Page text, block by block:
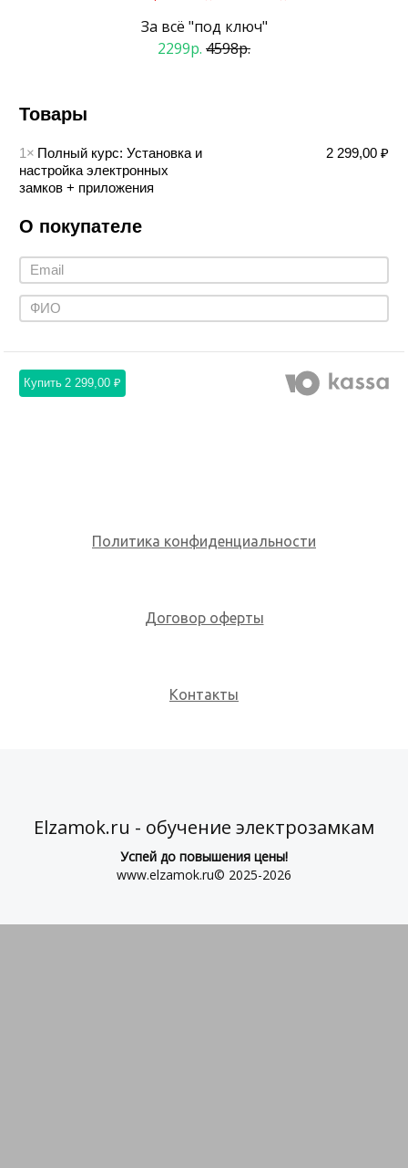
За всё "под ключ"
2299р. 4598р.
Товары
1× Полный курс: Установка и
настройка электронных
замков + приложения
2 299,00 ₽
О покупателе
Купить 2 299,00 ₽
Политика конфиденциальности
Договор оферты
Контакты
Elzamok.ru - обучение электрозамкам
Успей до повышения цены!
www.elzamok.ru© 2025-2026